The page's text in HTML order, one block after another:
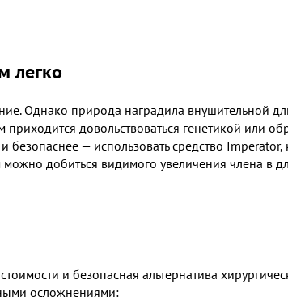
легко
Однако природа наградила внушительной
довольствоваться генетикой или
безопаснее — использовать средство Imperator,
добиться видимого увеличения члена в
и безопасная альтернатива
осложнениями: